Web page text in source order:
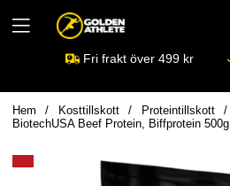
Fri frakt över 499 kr
Hem Kosttillskott Proteintillskott
BiotechUSA Beef Protein, Biffprotein 500g